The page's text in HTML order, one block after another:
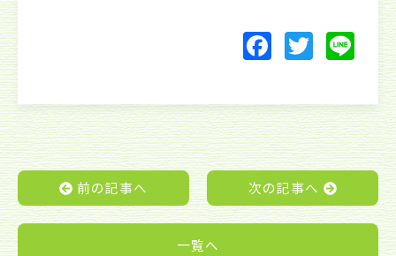
F
c
e
b
o
o
T
itt
er
Li
e
前の記事へ 次の記事へ
一覧へ